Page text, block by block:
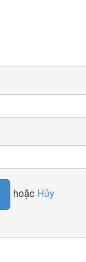
hoặc Hủy